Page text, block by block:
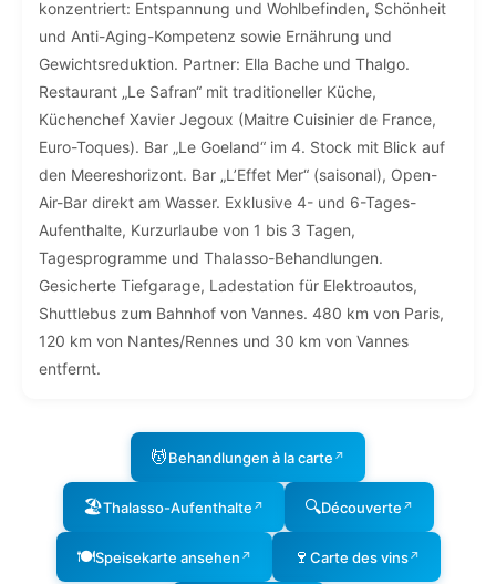
konzentriert: Entspannung und Wohlbefinden, Schönheit
und Anti-Aging-Kompetenz sowie Ernährung und
Gewichtsreduktion. Partner: Ella Bache und Thalgo.
Restaurant „Le Safran“ mit traditioneller Küche,
Küchenchef Xavier Jegoux (Maitre Cuisinier de France,
Euro-Toques). Bar „Le Goeland“ im 4. Stock mit Blick auf
den Meereshorizont. Bar „L’Effet Mer“ (saisonal), Open-
Air-Bar direkt am Wasser. Exklusive 4- und 6-Tages-
Aufenthalte, Kurzurlaube von 1 bis 3 Tagen,
Tagesprogramme und Thalasso-Behandlungen.
Gesicherte Tiefgarage, Ladestation für Elektroautos,
Shuttlebus zum Bahnhof von Vannes. 480 km von Paris,
120 km von Nantes/Rennes und 30 km von Vannes
entfernt.
💆Behandlungen à la carte ↗
🏖️Thalasso-Aufenthalte ↗ 🔍Découverte ↗
🍽️Speisekarte ansehen ↗ 🍷 Carte des vins↗